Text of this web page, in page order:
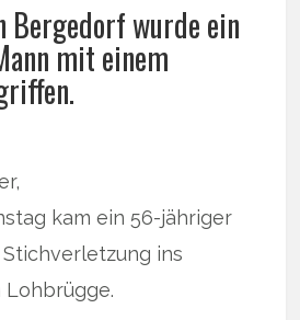
wurde ein
mit einem
kam ein 56-jähriger
ins
Lohbrügge.